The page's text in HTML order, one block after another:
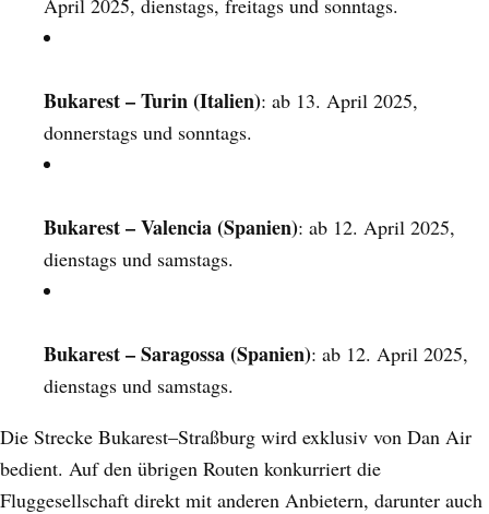
April 2025, dienstags, freitags und sonntags.
Bukarest – Turin (Italien): ab 13. April 2025,
donnerstags und sonntags.
Bukarest – Valencia (Spanien): ab 12. April 2025,
dienstags und samstags.
Bukarest – Saragossa (Spanien): ab 12. April 2025,
dienstags und samstags.
Die Strecke Bukarest–Straßburg wird exklusiv von Dan Air
bedient. Auf den übrigen Routen konkurriert die
Fluggesellschaft direkt mit anderen Anbietern, darunter auch